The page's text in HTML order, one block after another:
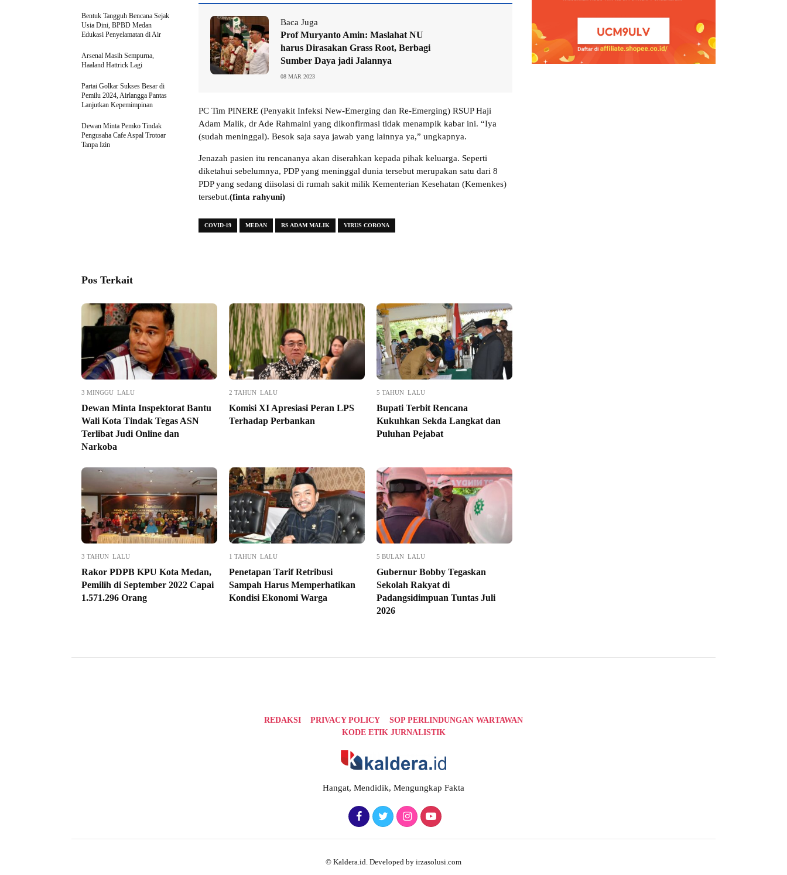
Baca Juga
Prof Muryanto Amin: Maslahat NU
harus Dirasakan Grass Root, Berbagi
Sumber Daya jadi Jalannya
08 MAR 2023
PC Tim PINERE (Penyakit Infeksi New-Emerging dan Re-Emerging) RSUP Haji
Adam Malik, dr Ade Rahmaini yang dikonfirmasi tidak menampik kabar ini. “Iya
(sudah meninggal). Besok saja saya jawab yang lainnya ya,” ungkapnya.
Jenazah pasien itu rencananya akan diserahkan kepada pihak keluarga. Seperti
diketahui sebelumnya, PDP yang meninggal dunia tersebut merupakan satu dari 8
PDP yang sedang diisolasi di rumah sakit milik Kementerian Kesehatan (Kemenkes)
tersebut.(finta rahyuni)
COVID-19 MEDAN RS ADAM MALIK VIRUS CORONA
Bentuk Tangguh Bencana Sejak
Usia Dini, BPBD Medan
Edukasi Penyelamatan di Air
Arsenal Masih Sempurna,
Haaland Hattrick Lagi
Partai Golkar Sukses Besar di
Pemilu 2024, Airlangga Pantas
Lanjutkan Kepemimpinan
Dewan Minta Pemko Tindak
Pengusaha Cafe Aspal Trotoar
Tanpa Izin
Pos Terkait
3 MINGGU LALU
Dewan Minta Inspektorat Bantu
Wali Kota Tindak Tegas ASN
Terlibat Judi Online dan
Narkoba
2 TAHUN LALU
Komisi XI Apresiasi Peran LPS
Terhadap Perbankan
5 TAHUN LALU
Bupati Terbit Rencana
Kukuhkan Sekda Langkat dan
Puluhan Pejabat
3 TAHUN LALU
Rakor PDPB KPU Kota Medan,
Pemilih di September 2022 Capai
1.571.296 Orang
1 TAHUN LALU
Penetapan Tarif Retribusi
Sampah Harus Memperhatikan
Kondisi Ekonomi Warga
5 BULAN LALU
Gubernur Bobby Tegaskan
Sekolah Rakyat di
Padangsidimpuan Tuntas Juli
2026
REDAKSI PRIVACY POLICY
SOP PERLINDUNGAN WARTAWAN
KODE ETIK JURNALISTIK
Hangat, Mendidik, Mengungkap Fakta
© Kaldera.id. Developed by irzasolusi.com